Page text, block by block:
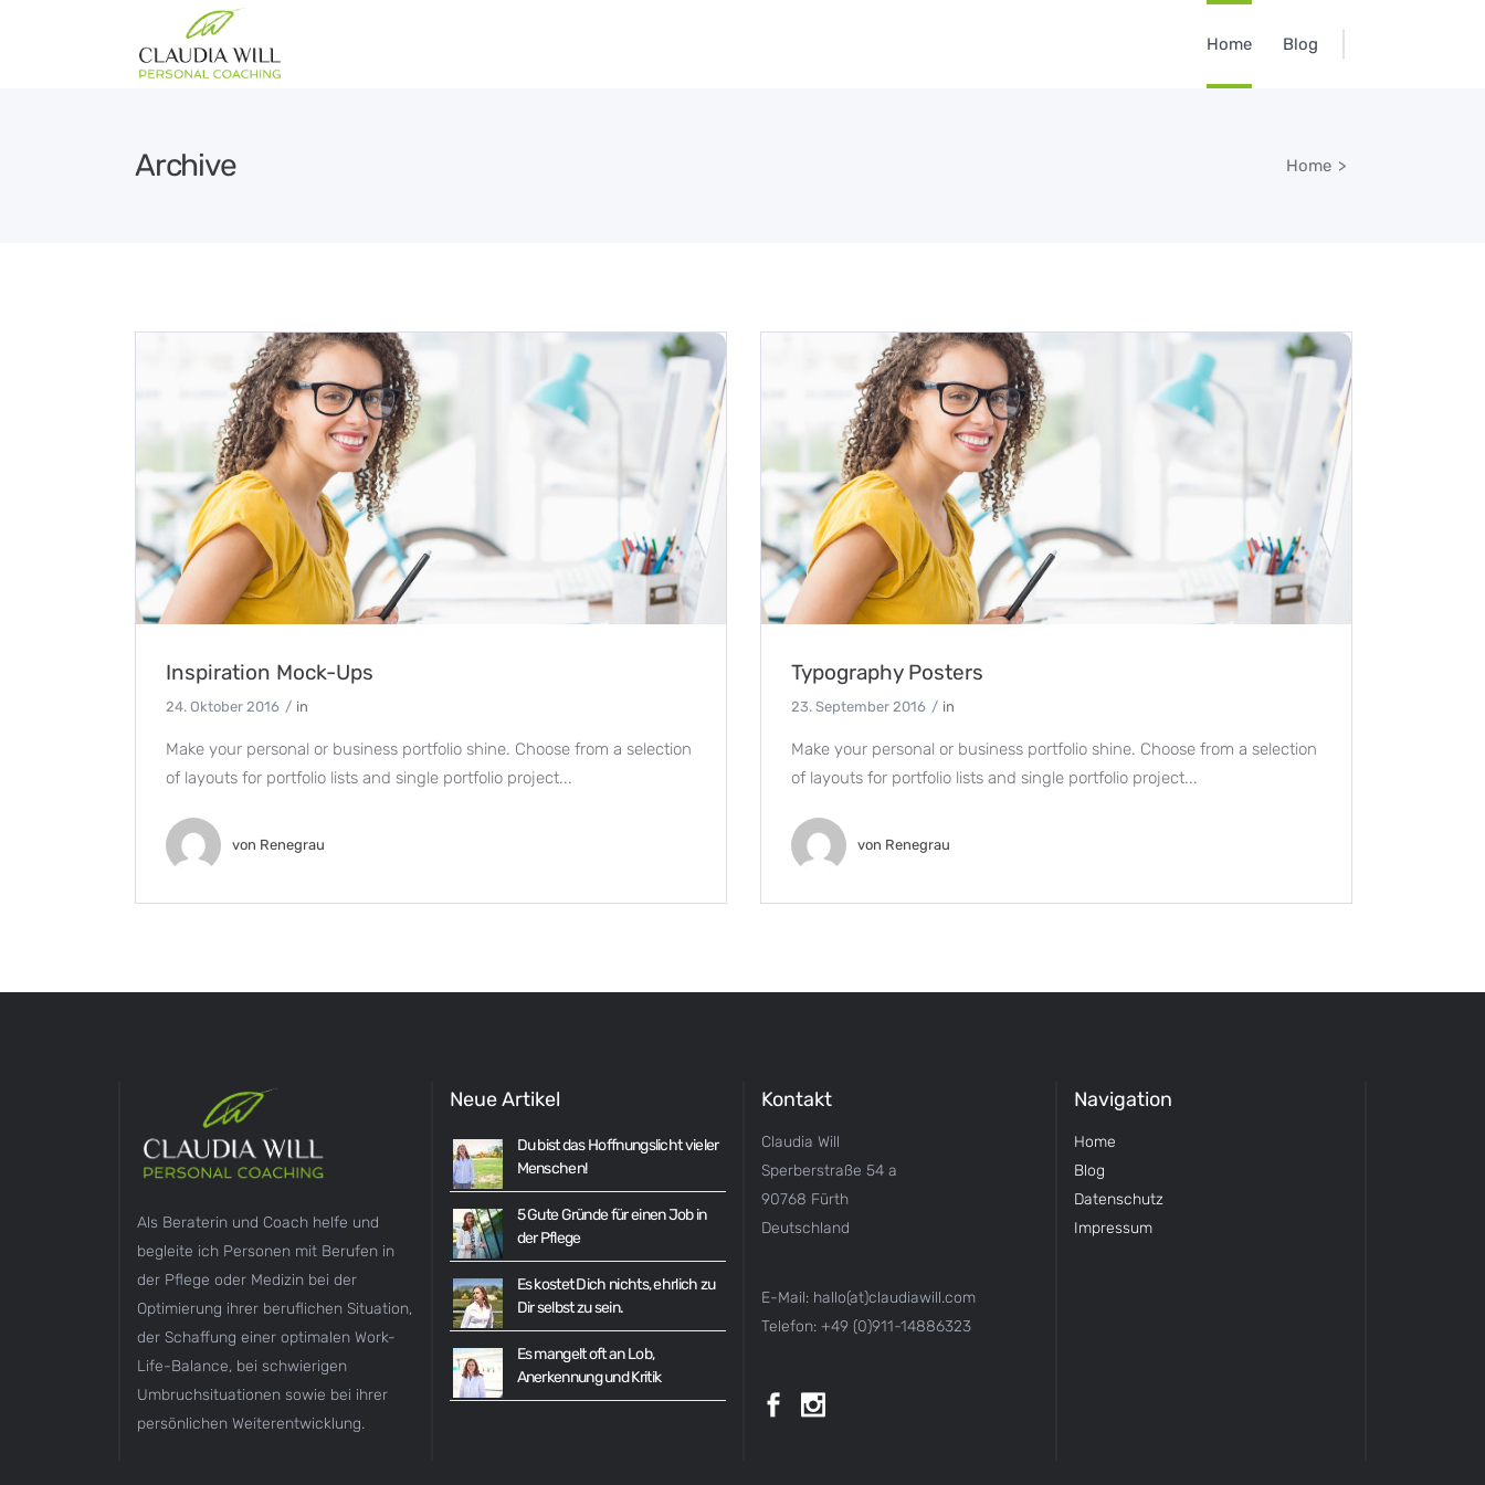
Home Blog
Archive Home >
Inspiration Mock-Ups
24. Oktober 2016 in
Make your personal or business portfolio shine. Choose from a selection
of layouts for portfolio lists and single portfolio project...
von Renegrau
Typography Posters
23. September 2016 in
Make your personal or business portfolio shine. Choose from a selection
of layouts for portfolio lists and single portfolio project...
von Renegrau
Als Beraterin und Coach helfe und
begleite ich Personen mit Berufen in
der Pflege oder Medizin bei der
Optimierung ihrer beruflichen Situation,
der Schaffung einer optimalen Work-
Life-Balance, bei schwierigen
Umbruchsituationen sowie bei ihrer
persönlichen Weiterentwicklung.
Neue Artikel
Du bist das Hoffnungslicht vieler
Menschen!
5 Gute Gründe für einen Job in
der Pflege
Es kostet Dich nichts, ehrlich zu
Dir selbst zu sein.
Es mangelt oft an Lob,
Anerkennung und Kritik
Kontakt
Claudia Will
Sperberstraße 54 a
90768 Fürth
Deutschland
E-Mail: hallo(at)claudiawill.com
Telefon: +49 (0)911-14886323
Navigation
Home
Blog
Datenschutz
Impressum